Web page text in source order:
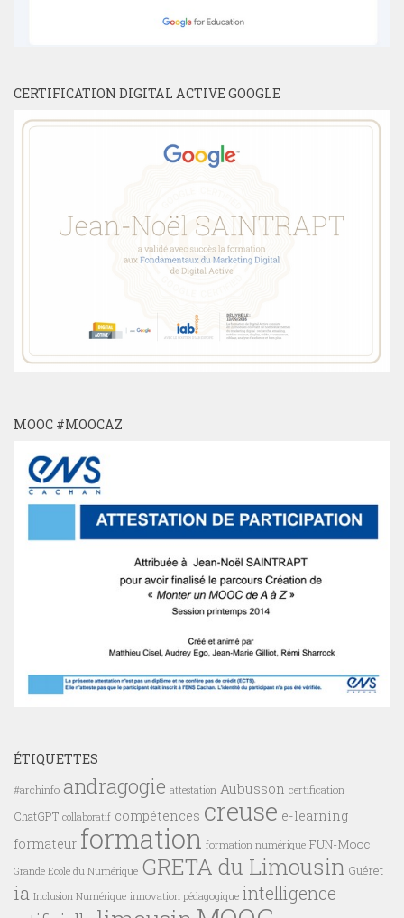
CERTIFICATION DIGITAL ACTIVE GOOGLE
MOOC #MOOCAZ
ÉTIQUETTES
#archinfo andragogie attestation Aubusson certification
ChatGPT collaboratif compétences creuse e-learning
formateur formation formation numérique FUN-Mooc
Grande Ecole du Numérique GRETA du Limousin Guéret
ia Inclusion Numérique innovation pédagogique intelligence